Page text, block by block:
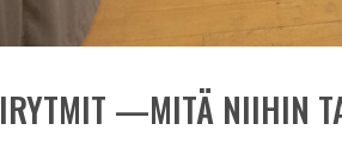
—MITÄ NIIHIN